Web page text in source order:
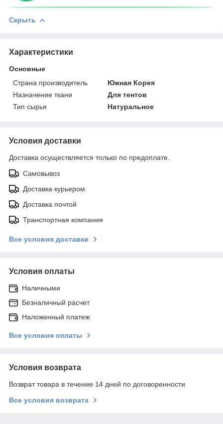
Скрыть
Характеристики
Основные
Страна производитель
Южная Корея
Назначение ткани
Для тентов
Тип сырья
Натуральное
Условия доставки
Доставка осуществляется только по предоплате.
Самовывоз
Доставка курьером
Доставка почтой
Транспортная компания
Все условия доставки
Условия оплаты
Наличными
Безналичный расчет
Наложенный платеж
Все условия оплаты
Условия возврата
Возврат товара в течение 14 дней по договоренности
Все условия возврата